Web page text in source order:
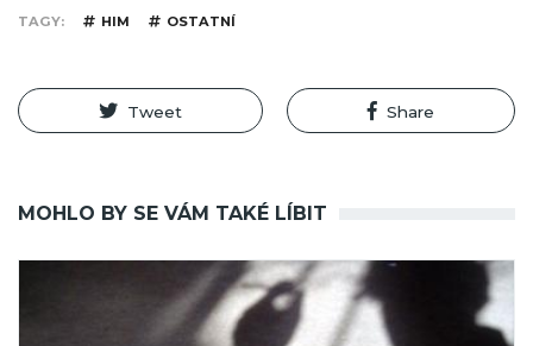
TAGY HIM OSTATNÍ
Tweet Share
MOHLO BY SE VÁM TAKÉ LÍBIT